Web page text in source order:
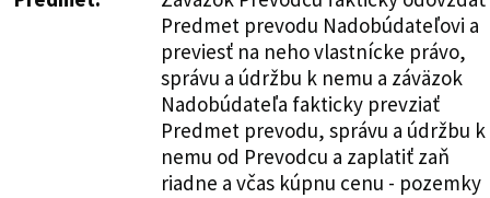
Predmet prevodu Nadobúdateľovi a
previesť na neho vlastnícke právo,
správu a údržbu k nemu a záväzok
Nadobúdateľa fakticky prevziať
Predmet prevodu, správu a údržbu k
nemu od Prevodcu a zaplatiť zaň
riadne a včas kúpnu cenu - pozemky